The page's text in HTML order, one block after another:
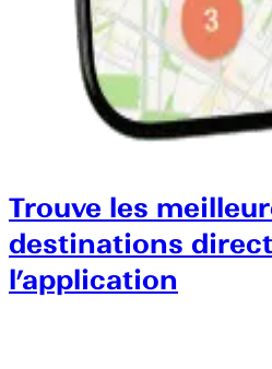
Trouve les
destinations
l’application